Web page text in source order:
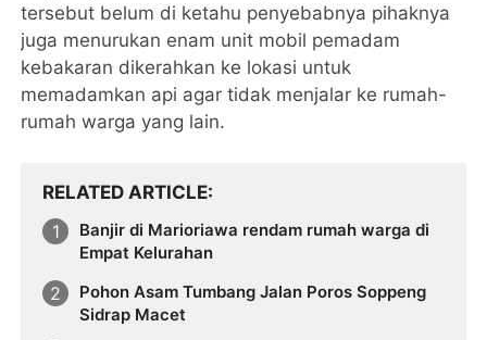
tersebut belum di ketahu penyebabnya pihaknya
juga menurukan enam unit mobil pemadam
kebakaran dikerahkan ke lokasi untuk
memadamkan api agar tidak menjalar ke rumah-
rumah warga yang lain.
RELATED ARTICLE
Banjir di Marioriawa rendam rumah warga di
Empat Kelurahan
Pohon Asam Tumbang Jalan Poros Soppeng
Sidrap Macet